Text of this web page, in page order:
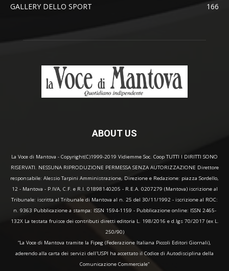
GALLERY DELLO SPORT
166
ABOUT US
La Voce di Mantova - Copyright(C)1999-2019 Vidiemme Soc. Coop TUTTI I DIRITTI SONO
RISERVATI. NESSUNA RIPRODUZIONE PERMESSA SENZA AUTORIZZAZIONE Direttore
responsabile: Alessio Tarpini Amministrazione, Direzione e Redazione: piazza Sordello,
12 - Mantova - P.IVA, C.F. e R.I. 01898140205 - R.E.A. 0207279 (Mantova) iscrizione al
Tribunale: iscritta al Tribunale di Mantova al n. 25 del 30/11/1992 - iscrizione al ROC:
n. 9363 Pubblicazione a stampa: ISSN 1594-1159 - Pubblicazione online: ISSN 2465-
132X La testata fruisce dei contributi diretti editoria L. 198/2016 e d.lgs 70/2017 (ex L.
250/90)
“La Voce di Mantova tramite la Fipeg (Federazione Italiana Piccoli Editori Giornali),
aderendo alla carta dei servizi dell'USPI ha accettato il Codice di Autodisciplina della
Comunicazione Commerciale"